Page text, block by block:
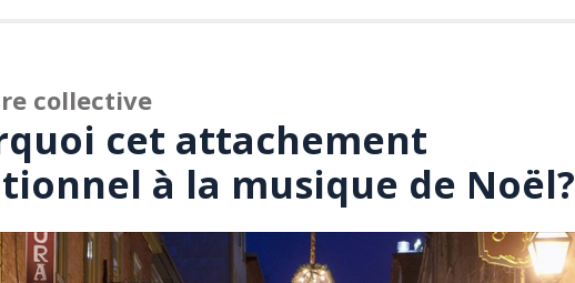
collective
cet attachement
à la musique de Noël?